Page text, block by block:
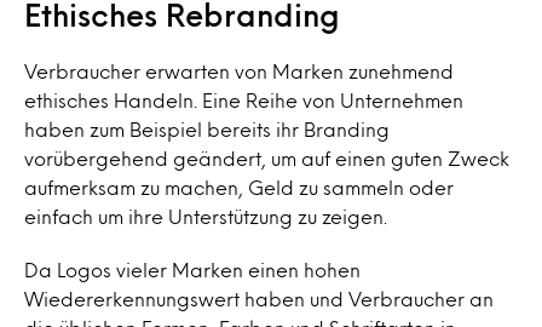
Ethisches Rebranding
Verbraucher erwarten von Marken zunehmend
ethisches Handeln. Eine Reihe von Unternehmen
haben zum Beispiel bereits ihr Branding
vorübergehend geändert, um auf einen guten Zweck
aufmerksam zu machen, Geld zu sammeln oder
einfach um ihre Unterstützung zu zeigen.
Da Logos vieler Marken einen hohen
Wiedererkennungswert haben und Verbraucher an